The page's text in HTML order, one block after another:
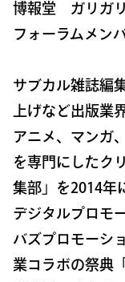
博報堂 ガリガ
フォーラムメン
サブカル雑誌編
上げなど出版業
アニメ、マンガ
を専門にしたク
集部」を2014年
デジタルプロモ
バズプロモーシ
業コラボの祭典